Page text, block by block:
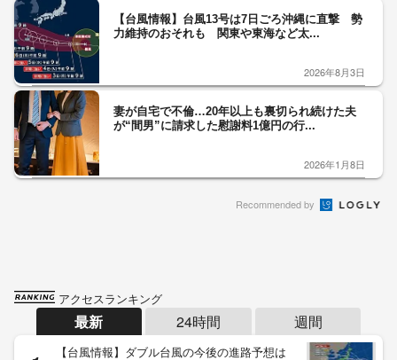
【台風情報】台風13号は7日ごろ沖縄に直撃 勢
力維持のおそれも 関東や東海など太...
2026年8月3日
妻が自宅で不倫…20年以上も裏切られ続けた夫
が“間男”に請求した慰謝料1億円の行...
2026年1月8日
Recommended by
アクセスランキング
最新 24時間 週間
【台風情報】ダブル台風の今後の進路予想は